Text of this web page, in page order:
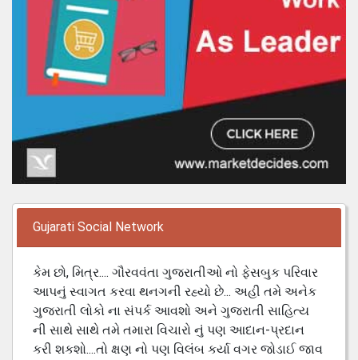
Gujarati Social Network
કેમ છો, મિત્ર.... ગૌરવવંતા ગુજરાતીઓ નો ફેસબુક પરિવાર
આપનું સ્વાગત કરવા થનગની રહ્યો છે... અહી તમે અનેક
ગુજરાતી લોકો ના સંપર્ક આવશો અને ગુજરાતી સાહિત્ય
ની સાથે સાથે તમે તમારા વિચારો નું પણ આદાન-પ્રદાન
કરી શકશો....તો ક્ષણ નો પણ વિલંબ કર્યા વગર જોડાઈ જાવ